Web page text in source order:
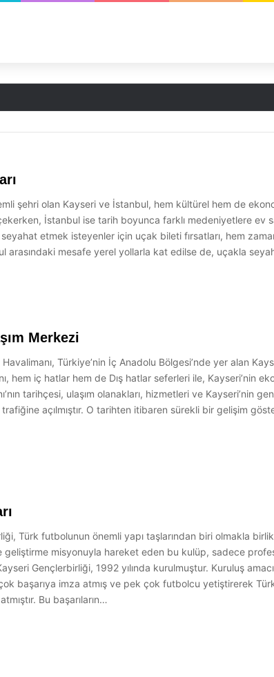
şehri olan Kayseri ve İstanbul, hem kültürel hem de
İstanbul ise tarih boyunca farklı medeniyetlere ev
etmek isteyenler için uçak bileti fırsatları, hem
arasındaki mesafe yerel yollarla kat edilse de, uçakla
Merkezi
Türkiye’nin İç Anadolu Bölgesi’nde yer alan
hem iç hatlar hem de Dış hatlar seferleri ile, Kayseri’nin
tarihçesi, ulaşım olanakları, hizmetleri ve Kayseri’nin
açılmıştır. O tarihten itibaren sürekli bir gelişim
Türk futbolunun önemli yapı taşlarından biri olmakla
misyonuyla hareket eden bu kulüp, sadece
Gençlerbirliği, 1992 yılında kurulmuştur. Kuruluş
başarıya imza atmış ve pek çok futbolcu yetiştirerek
Bu başarıların…